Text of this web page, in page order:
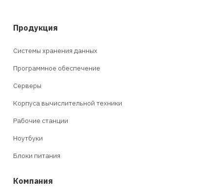
Продукция
Системы хранения данных
Программное обеспечение
Серверы
Корпуса вычислительной техники
Рабочие станции
Ноутбуки
Блоки питания
Компания